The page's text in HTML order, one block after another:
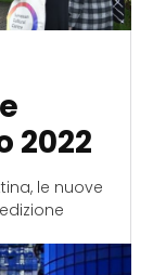
2022
le nuove